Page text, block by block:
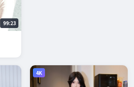
99:23
4K